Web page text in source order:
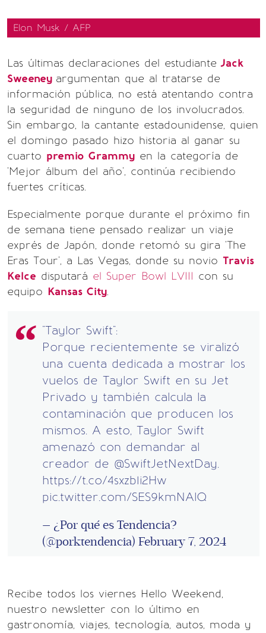
Elon Musk / AFP
Las últimas declaraciones del estudiante Jack
Sweeney argumentan que al tratarse de
información pública, no está atentando contra
la seguridad de ninguno de los involucrados.
Sin embargo, la cantante estadounidense, quien
el domingo pasado hizo historia al ganar su
cuarto premio Grammy en la categoría de
'Mejor álbum del año', continúa recibiendo
fuertes críticas.
Especialmente porque durante el próximo fin
de semana tiene pensado realizar un viaje
exprés de Japón, donde retomó su gira 'The
Eras Tour', a Las Vegas, donde su novio Travis
Kelce disputará el Super Bowl LVIII con su
equipo Kansas City.
"Taylor Swift":
Porque recientemente se viralizó
una cuenta dedicada a mostrar los
vuelos de Taylor Swift en su Jet
Privado y también calcula la
contaminación que producen los
mismos. A esto, Taylor Swift
amenazó con demandar al
creador de @SwiftJetNextDay.
https://t.co/4sxzb1i2Hw
pic.twitter.com/SES9kmNAlQ
— ¿Por qué es Tendencia?
(@porktendencia) February 7, 2024
Recibe todos los viernes Hello Weekend,
nuestro newsletter con lo último en
gastronomía, viajes, tecnología, autos, moda y